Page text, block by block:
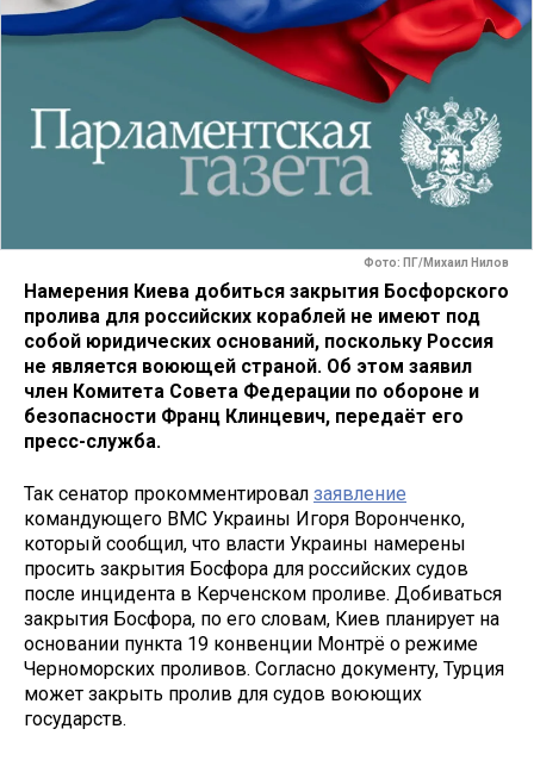
Фото: ПГ/Михаил Нилов
Намерения Киева добиться закрытия Босфорского
пролива для российских кораблей не имеют под
собой юридических оснований, поскольку Россия
не является воюющей страной. Об этом заявил
член Комитета Совета Федерации по обороне и
безопасности Франц Клинцевич, передаёт его
пресс-служба.
Так сенатор прокомментировал заявление
командующего ВМС Украины Игоря Воронченко,
который сообщил, что власти Украины намерены
просить закрытия Босфора для российских судов
после инцидента в Керченском проливе. Добиваться
закрытия Босфора, по его словам, Киев планирует на
основании пункта 19 конвенции Монтрё о режиме
Черноморских проливов. Согласно документу, Турция
может закрыть пролив для судов воюющих
государств.